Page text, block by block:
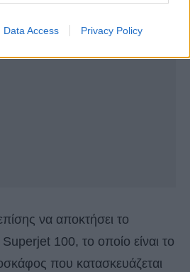
Data Access Privacy Policy
να αποκτήσει το
100, το οποίο είναι το
που κατασκευάζεται